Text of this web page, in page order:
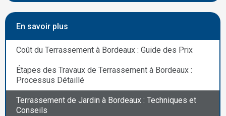
En savoir plus
Coût du Terrassement à Bordeaux : Guide des Prix
Étapes des Travaux de Terrassement à Bordeaux :
Processus Détaillé
Terrassement de Jardin à Bordeaux : Techniques et
Conseils